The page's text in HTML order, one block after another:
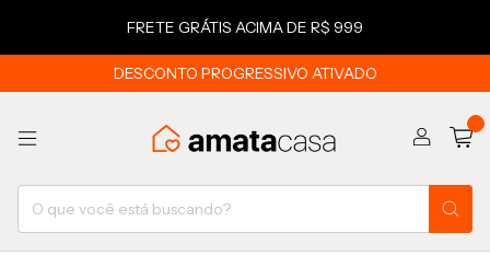
FRETE GRÁTIS ACIMA DE R$ 999
DESCONTO PROGRESSIVO ATIVADO